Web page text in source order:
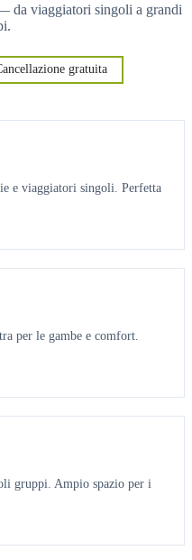
da viaggiatori singoli a grandi
gratuita
e viaggiatori singoli. Perfetta
per le gambe e comfort.
gruppi. Ampio spazio per i